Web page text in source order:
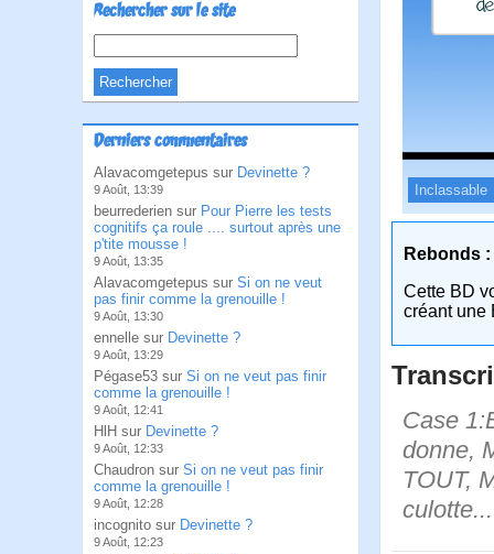
Rechercher sur le site
Derniers commentaires
Alavacomgetepus sur Devinette ?
9 Août, 13:39
beurrederien sur Pour Pierre les tests
cognitifs ça roule .... surtout après une
p'tite mousse !
9 Août, 13:35
Alavacomgetepus sur Si on ne veut
pas finir comme la grenouille !
9 Août, 13:30
ennelle sur Devinette ?
9 Août, 13:29
Pégase53 sur Si on ne veut pas finir
comme la grenouille !
9 Août, 12:41
HlH sur Devinette ?
9 Août, 12:33
Chaudron sur Si on ne veut pas finir
comme la grenouille !
9 Août, 12:28
incognito sur Devinette ?
9 Août, 12:23
Inclassable
Rebonds :
Cette BD
créant une
Case
donne,
TOUT,